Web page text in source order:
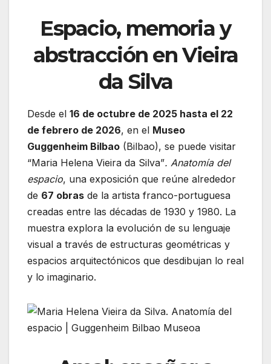
Espacio, memoria y
abstracción en Vieira
da Silva
Desde el 16 de octubre de 2025 hasta el 22
de febrero de 2026, en el Museo
Guggenheim Bilbao (Bilbao), se puede visitar
“Maria Helena Vieira da Silva”. Anatomía del
espacio, una exposición que reúne alrededor
de 67 obras de la artista franco-portuguesa
creadas entre las décadas de 1930 y 1980. La
muestra explora la evolución de su lenguaje
visual a través de estructuras geométricas y
espacios arquitectónicos que desdibujan lo real
y lo imaginario.